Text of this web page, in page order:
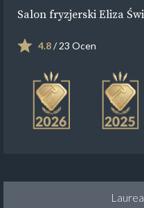
Salon fryzjerski Eliza
4.8/ 23 Ocen